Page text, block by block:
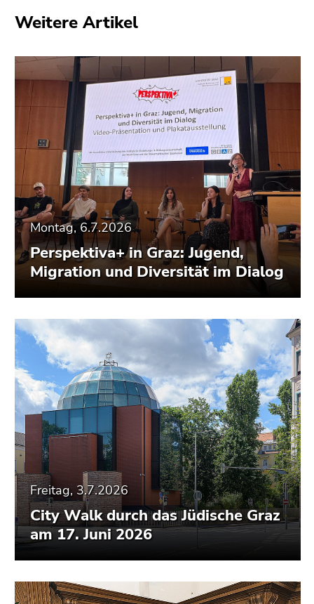
Weitere Artikel
Montag, 6.7.2026
Perspektiva+ in Graz: Jugend,
Migration und Diversität im Dialog
Freitag, 3.7.2026
City Walk durch das Jüdische Graz
am 17. Juni 2026